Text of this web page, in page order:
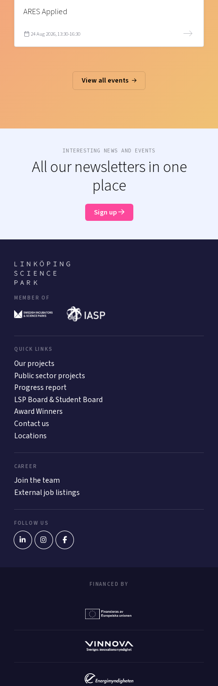
ARES Applied
24 Aug 2026, 13:30-16:30
View all events
INTERESTING NEWS AND EVENTS
All our newsletters in one
place
Sign up
MEMBER OF
QUICK LINKS
Our projects
Public sector projects
Progress report
LSP Board & Student Board
Award Winners
Contact us
Locations
CAREER
Join the team
External job listings
FOLLOW US
FINANCED BY